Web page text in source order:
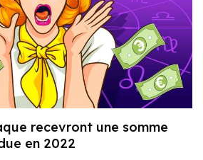
recevront une somme
en 2022